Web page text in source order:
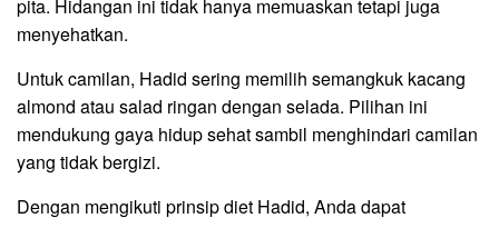
pita. Hidangan ini tidak hanya memuaskan tetapi juga
menyehatkan.
Untuk camilan, Hadid sering memilih semangkuk kacang
almond atau salad ringan dengan selada. Pilihan ini
mendukung gaya hidup sehat sambil menghindari camilan
yang tidak bergizi.
Dengan mengikuti prinsip diet Hadid, Anda dapat